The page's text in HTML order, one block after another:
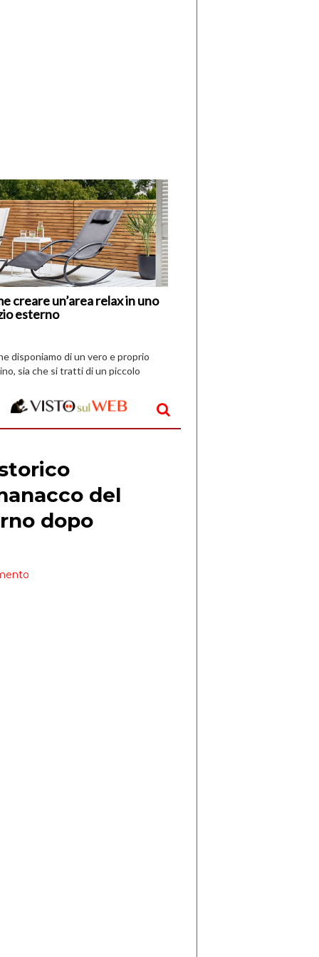
creare un’area relax in uno
esterno
di
I
Vespri
disponiamo di un vero e proprio
sia che si tratti di un piccolo